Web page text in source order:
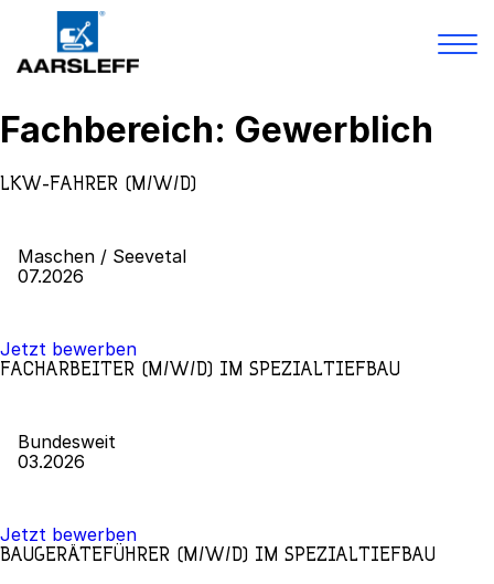
Skip
to
Leistungen
Fachbereich: Gewerblich
LKW-FAHRER (M/W/D)
Maschen / Seevetal
07.2026
Jetzt bewerben
FACHARBEITER (M/W/D) IM SPEZIALTIEFBAU
Bundesweit
03.2026
Jetzt bewerben
BAUGERÄTEFÜHRER (M/W/D) IM SPEZIALTIEFBAU